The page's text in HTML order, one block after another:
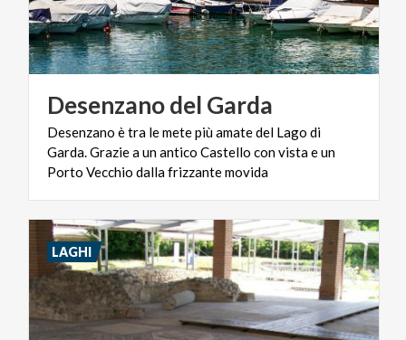
Desenzanodel Garda
Desenzano è tra le mete più amate del Lago di
Garda. Grazie a un antico Castello con vista e un
Porto Vecchio dalla frizzante movida
LAGHI